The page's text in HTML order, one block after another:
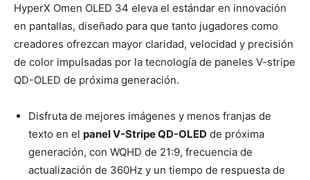
HyperX Omen OLED 34 eleva el estándar en innovación
en pantallas, diseñado para que tanto jugadores como
creadores ofrezcan mayor claridad, velocidad y precisión
de color impulsadas por la tecnología de paneles V-stripe
QD-OLED de próxima generación.
Disfruta de mejores imágenes y menos franjas de
texto en el panel V-Stripe QD-OLED de próxima
generación, con WQHD de 21:9, frecuencia de
actualización de 360Hz y un tiempo de respuesta de